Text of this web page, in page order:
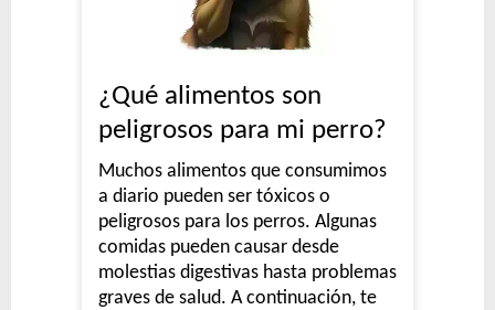
¿Qué alimentos son
peligrosos para mi perro?
Muchos alimentos que consumimos
a diario pueden ser tóxicos o
peligrosos para los perros. Algunas
comidas pueden causar desde
molestias digestivas hasta problemas
graves de salud. A continuación, te